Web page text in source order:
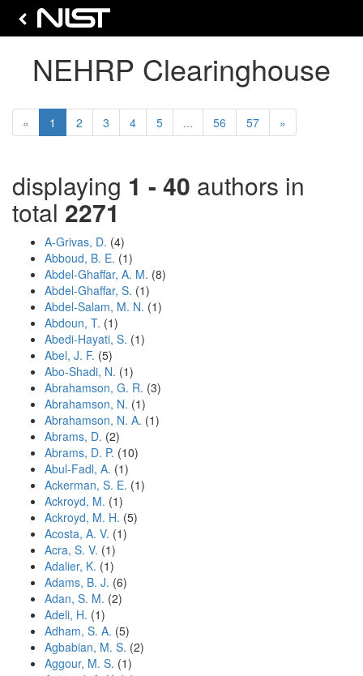
NEHRP Clearinghouse
« 1 (current)
2 3 4 5 ... 56 57 »
displaying 1 - 40 authors in
total 2271
A-Grivas, D. (4)
Abboud, B. E. (1)
Abdel-Ghaffar, A. M. (8)
Abdel-Ghaffar, S. (1)
Abdel-Salam, M. N. (1)
Abdoun, T. (1)
Abedi-Hayati, S. (1)
Abel, J. F. (5)
Abo-Shadi, N. (1)
Abrahamson, G. R. (3)
Abrahamson, N. (1)
Abrahamson, N. A. (1)
Abrams, D. (2)
Abrams, D. P. (10)
Abul-Fadl, A. (1)
Ackerman, S. E. (1)
Ackroyd, M. (1)
Ackroyd, M. H. (5)
Acosta, A. V. (1)
Acra, S. V. (1)
Adalier, K. (1)
Adams, B. J. (6)
Adan, S. M. (2)
Adeli, H. (1)
Adham, S. A. (5)
Agbabian, M. S. (2)
Aggour, M. S. (1)